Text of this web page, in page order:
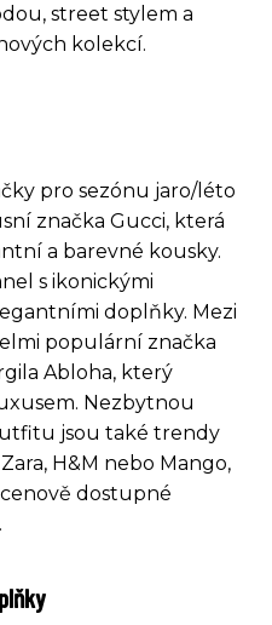
street stylem a
kolekcí.
pro sezónu jaro/léto
značka Gucci, která
a barevné kousky.
s ikonickými
doplňky. Mezi
populární značka
Abloha, který
Nezbytnou
jsou také trendy
H&M nebo Mango,
dostupné